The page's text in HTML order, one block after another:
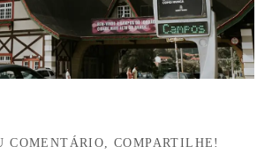
COMENTÁRIO, COMPARTILHE!